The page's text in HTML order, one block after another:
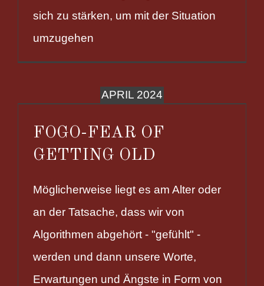
sich zu stärken, um mit der Situation
umzugehen
APRIL 2024
FOGO-FEAR OF
GETTING OLD
Möglicherweise liegt es am Alter oder
an der Tatsache, dass wir von
Algorithmen abgehört - "gefühlt" -
werden und dann unsere Worte,
Erwartungen und Ängste in Form von